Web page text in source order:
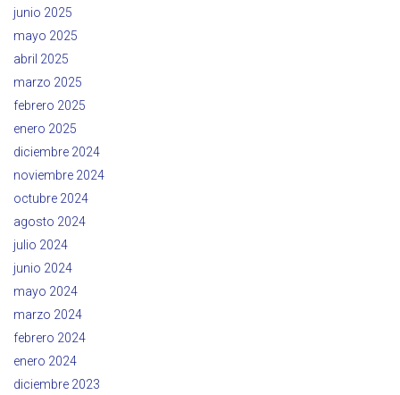
junio 2025
mayo 2025
abril 2025
marzo 2025
febrero 2025
enero 2025
diciembre 2024
noviembre 2024
octubre 2024
agosto 2024
julio 2024
junio 2024
mayo 2024
marzo 2024
febrero 2024
enero 2024
diciembre 2023